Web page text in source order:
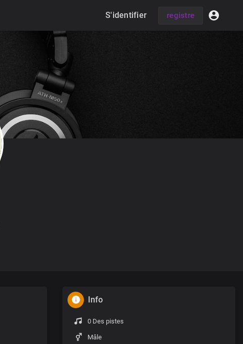
S'identifier registre
Info
0 Des pistes
Mâle